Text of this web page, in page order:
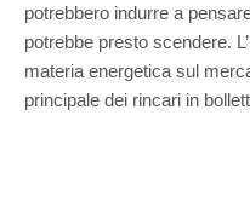
potrebbero indurre a
potrebbe presto scendere.
materia energetica sul
principale dei rincari in